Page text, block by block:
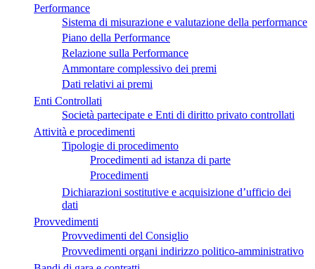
Performance
Sistema di misurazione e valutazione della performance
Piano della Performance
Relazione sulla Performance
Ammontare complessivo dei premi
Dati relativi ai premi
Enti Controllati
Società partecipate e Enti di diritto privato controllati
Attività e procedimenti
Tipologie di procedimento
Procedimenti ad istanza di parte
Procedimenti
Dichiarazioni sostitutive e acquisizione d’ufficio dei
dati
Provvedimenti
Provvedimenti del Consiglio
Provvedimenti organi indirizzo politico-amministrativo